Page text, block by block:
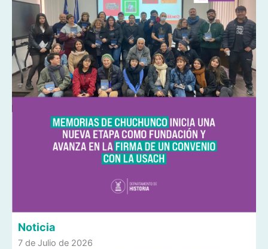
Noticia
7 de Julio de 2026